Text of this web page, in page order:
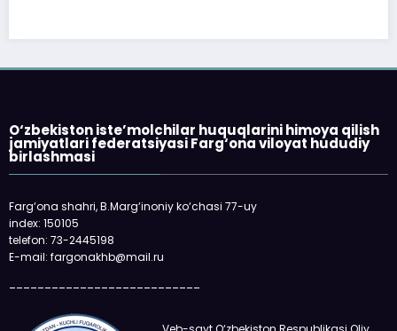
O‘zbekiston iste’molchilar huquqlarini himoya qilish
jamiyatlari federatsiyasi Farg‘ona viloyat hududiy
birlashmasi
Farg‘ona shahri, B.Marg‘inoniy ko‘chasi 77-uy
index: 150105
telefon: 73-2445198
E-mail: fargonakhb@mail.ru